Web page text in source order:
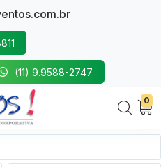
(11) 9.9588-2747
0